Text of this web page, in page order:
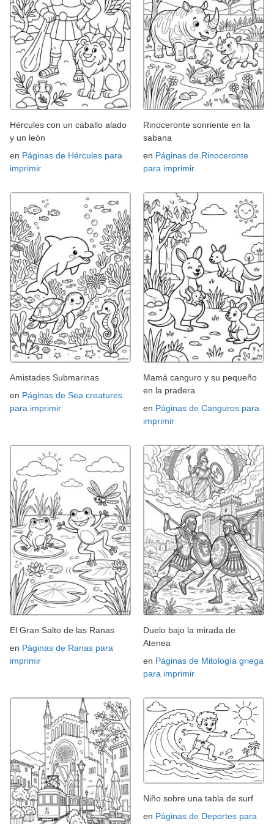
Hércules con un caballo alado
y un león
en Páginas de Hércules para
imprimir
Rinoceronte sonriente en la
sabana
en Páginas de Rinoceronte
para imprimir
Amistades Submarinas
en Páginas de Sea creatures
para imprimir
Mamá canguro y su pequeño
en la pradera
en Páginas de Canguros para
imprimir
El Gran Salto de las Ranas
en Páginas de Ranas para
imprimir
Duelo bajo la mirada de
Atenea
en Páginas de Mitología griega
para imprimir
Niño sobre una tabla de surf
en Páginas de Deportes para